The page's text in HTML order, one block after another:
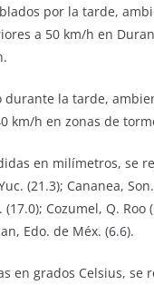
por la tarde,
a 50 km/h en
la tarde,
km/h en zonas de
en milímetros, se
(21.3); Cananea,
Cozumel, Q. Roo
Edo. de Méx. (6.6).
en grados Celsius, se